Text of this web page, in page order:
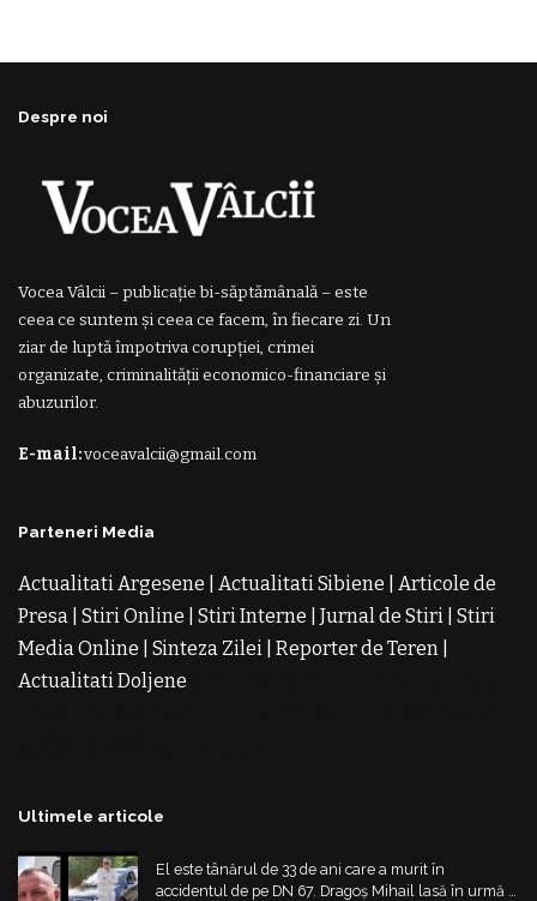
Despre noi
Vocea Vâlcii – publicație bi-săptămânală – este
ceea ce suntem și ceea ce facem, în fiecare zi. Un
ziar de luptă împotriva corupției, crimei
organizate, criminalității economico-financiare și
abuzurilor.
E-mail:voceavalcii@gmail.com
Parteneri Media
Actualitati Argesene Actualitati Sibiene
Articole de
Presa Stiri Online Stiri Interne Jurnal de Stiri Stiri
Media Online
Sinteza Zilei Reporter de Teren
Actualitati Doljene
Ultimele articole
El este tânărul de 33 de ani care a murit în
accidentul de pe DN 67. Dragoș Mihail lasă în urmă o